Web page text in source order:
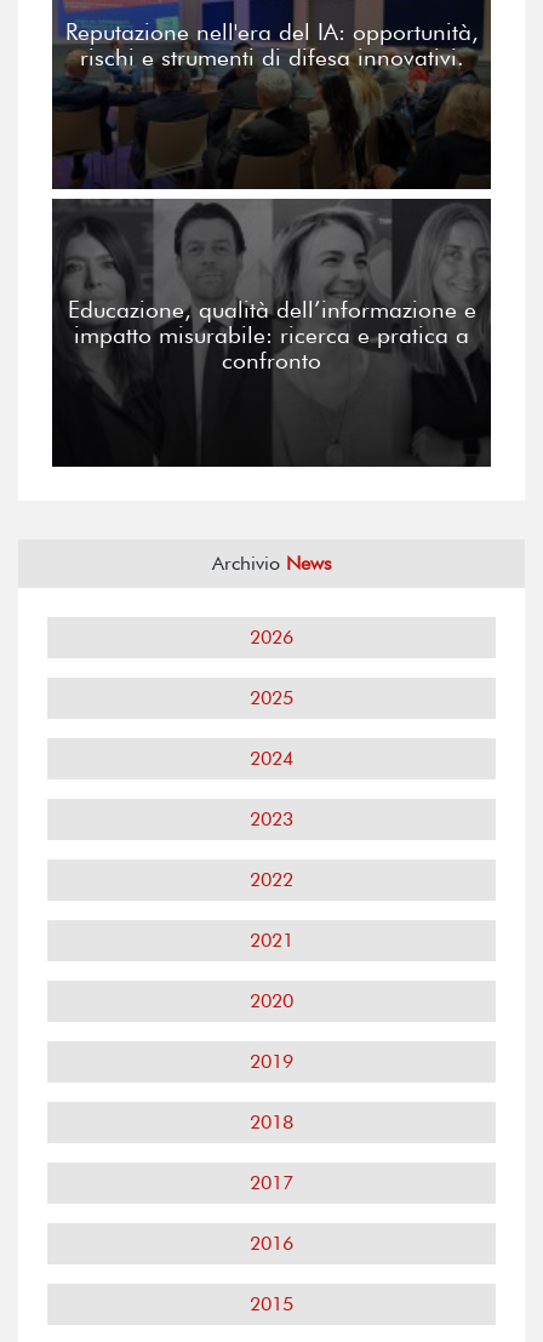
Reputazione nell'era del IA: opportunità,
rischi e strumenti di difesa innovativi.
Educazione, qualità dell’informazione e
impatto misurabile: ricerca e pratica a
confronto
Archivio News
2026
2025
2024
2023
2022
2021
2020
2019
2018
2017
2016
2015